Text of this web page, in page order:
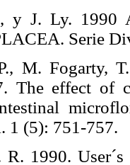
y J. Ly. 1990
Serie
M. Fogarty,
The effect of
1 (5): 751-757.
R. 1990.